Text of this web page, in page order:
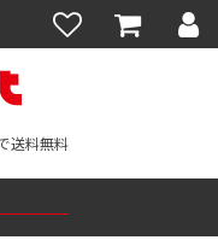
送料無料